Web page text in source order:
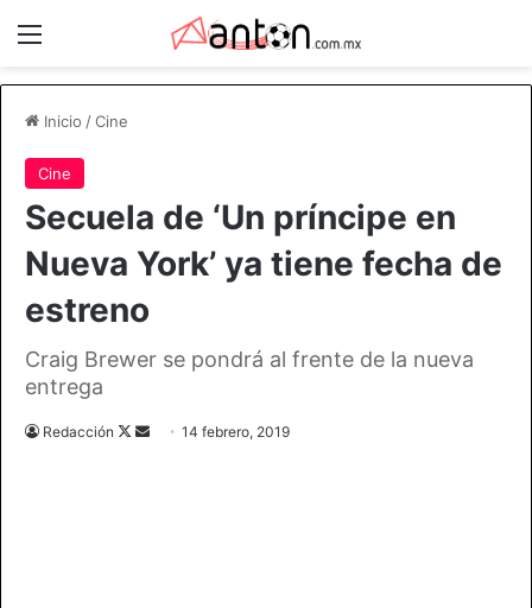
Menú
Inicio /Cine
Cine
Secuela de ‘Un príncipe en
Nueva York’ ya tiene fecha de
estreno
Craig Brewer se pondrá al frente de la nueva
entrega
Redacción
Follow
Send14 febrero, 2019